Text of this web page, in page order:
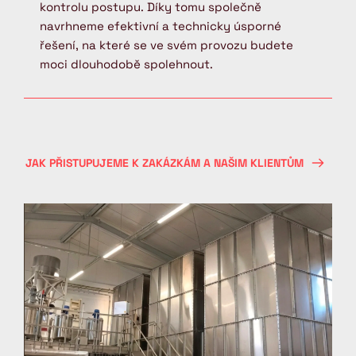
také následný servis.
kontrolu postupu. Díky tomu společně
navrhneme efektivní a technicky úsporné
řešení, na které se ve svém provozu budete
moci dlouhodobě spolehnout.
JAK PŘISTUPUJEME K ZAKÁZKÁM A NAŠIM KLIENTŮM